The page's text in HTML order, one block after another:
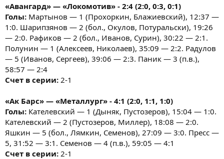
«Авангард» — «Локомотив» - 2:4 (2:0, 0:3, 0:1)
Голы: Мартынов — 1 (Прохоркин, Блажиевский), 12:37 —
1:0. Шарипзянов — 2 (бол., Окулов, Потуральски), 19:26
— 2:0. Рафиков — 2 (бол., Иванов, Сурин), 30:22 — 2:1.
Полунин — 1 (Алексеев, Николаев), 35:09 — 2:2. Радулов
— 5 (Иванов, Сергеев), 39:06 — 2:3. Паник — 3 (п.в.),
58:57 — 2:4
Счет в серии: 2-1
«Ак Барс» — «Металлург» - 4:1 (2:0, 1:1, 1:0)
Голы: Кателевский — 1 (Дыняк, Пустозеров), 15:04 — 1:0.
Кателевский — 2 (Пустозеров, Миллер), 18:08 — 2:0.
Яшкин — 5 (бол., Лямкин, Семенов), 27:09 — 3:0. Пресс —
5, 31:52 — 3:1. Семенов — 4 (п.в.), 59:05 — 4:1
Счет в серии: 2-1